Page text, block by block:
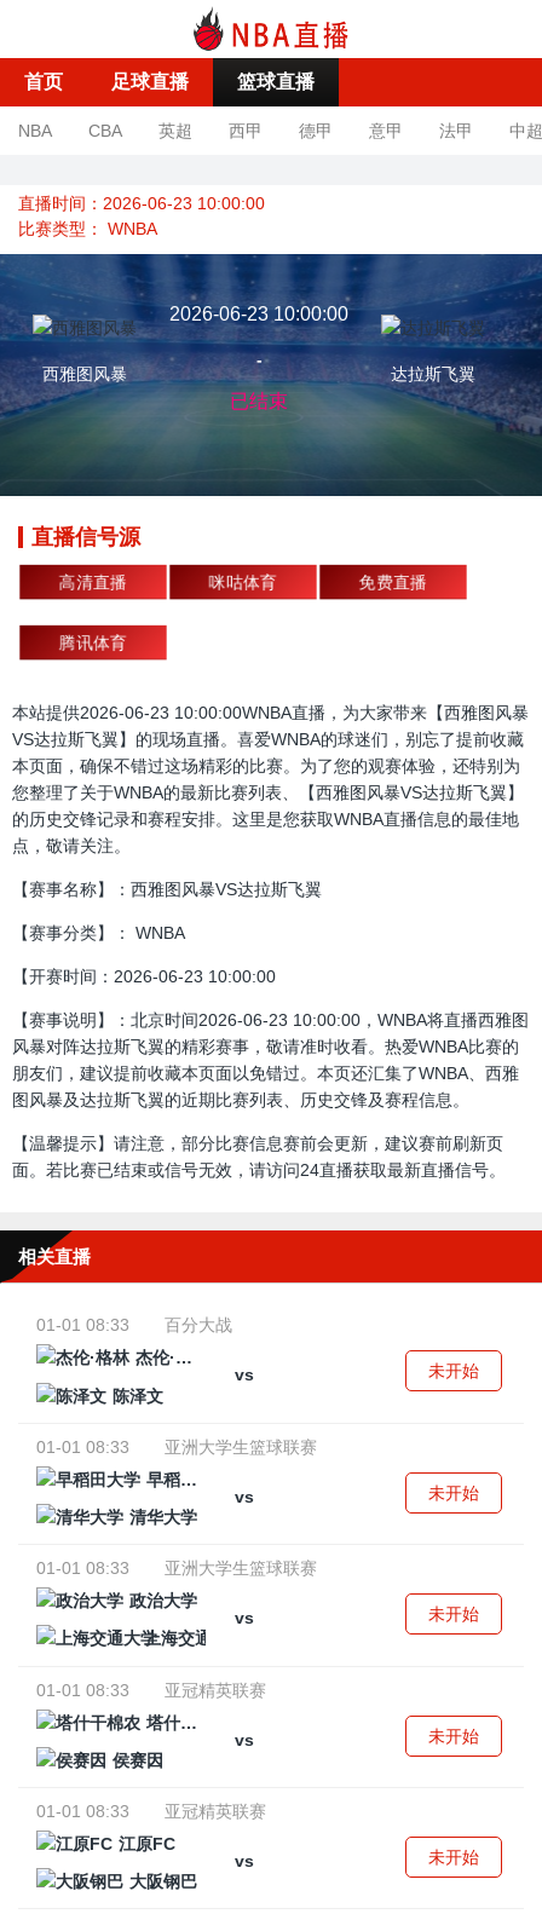
首页 足球直播 篮球直播
NBA CBA 英超 西甲 德甲 意甲 法甲 中超
直播时间：2026-06-23 10:00:00
比赛类型： WNBA
西雅图风暴
2026-06-23 10:00:00
-
已结束
达拉斯飞翼
直播信号源
高清直播 咪咕体育 免费直播
腾讯体育
本站提供2026-06-23 10:00:00WNBA直播，为大家带来【西雅图风暴
VS达拉斯飞翼】的现场直播。喜爱WNBA的球迷们，别忘了提前收藏
本页面，确保不错过这场精彩的比赛。为了您的观赛体验，还特别为
您整理了关于WNBA的最新比赛列表、【西雅图风暴VS达拉斯飞翼】
的历史交锋记录和赛程安排。这里是您获取WNBA直播信息的最佳地
点，敬请关注。
【赛事名称】：西雅图风暴VS达拉斯飞翼
【赛事分类】： WNBA
【开赛时间：2026-06-23 10:00:00
【赛事说明】：北京时间2026-06-23 10:00:00，WNBA将直播西雅图
风暴对阵达拉斯飞翼的精彩赛事，敬请准时收看。热爱WNBA比赛的
朋友们，建议提前收藏本页面以免错过。本页还汇集了WNBA、西雅
图风暴及达拉斯飞翼的近期比赛列表、历史交锋及赛程信息。
【温馨提示】请注意，部分比赛信息赛前会更新，建议赛前刷新页
面。若比赛已结束或信号无效，请访问24直播获取最新直播信号。
相关直播
01-01 08:33
百分大战
杰伦·格林
vs
陈泽文
未开始
01-01 08:33
亚洲大学生篮球联赛
早稻田大学
vs
清华大学
未开始
01-01 08:33
亚洲大学生篮球联赛
政治大学
vs
上海交通大学
未开始
01-01 08:33
亚冠精英联赛
塔什干棉农
vs
侯赛因
未开始
01-01 08:33
亚冠精英联赛
江原FC
vs
大阪钢巴
未开始